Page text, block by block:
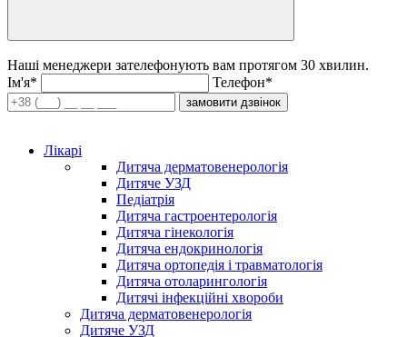
Наші менеджери зателефонують вам протягом 30 хвилин.
Iм'я*
Телефон*
замовити дзвінок
Лікарі
Дитяча дерматовенерологія
Дитяче УЗД
Педіатрія
Дитяча гастроентерологія
Дитяча гінекологія
Дитяча ендокринологія
Дитяча ортопедія і травматологія
Дитяча отоларингологія
Дитячі інфекційні хвороби
Дитяча дерматовенерологія
Дитяче УЗД